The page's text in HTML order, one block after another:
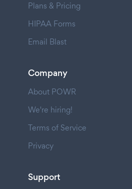
Plans & Pricing
HIPAA Forms
Email Blast
Company
About POWR
We're hiring!
Terms of Service
Privacy
Support